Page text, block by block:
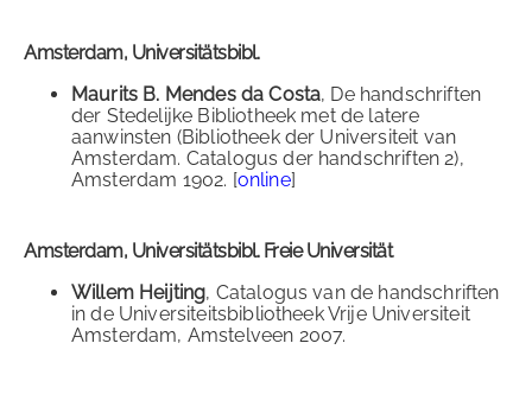
Amsterdam, Universitätsbibl.
Maurits B. Mendes da Costa, De handschriften
der Stedelijke Bibliotheek met de latere
aanwinsten (Bibliotheek der Universiteit van
Amsterdam. Catalogus der handschriften 2),
Amsterdam 1902. [online]
Amsterdam, Universitätsbibl. Freie Universität
Willem Heijting, Catalogus van de handschriften
in de Universiteitsbibliotheek Vrije Universiteit
Amsterdam, Amstelveen 2007.